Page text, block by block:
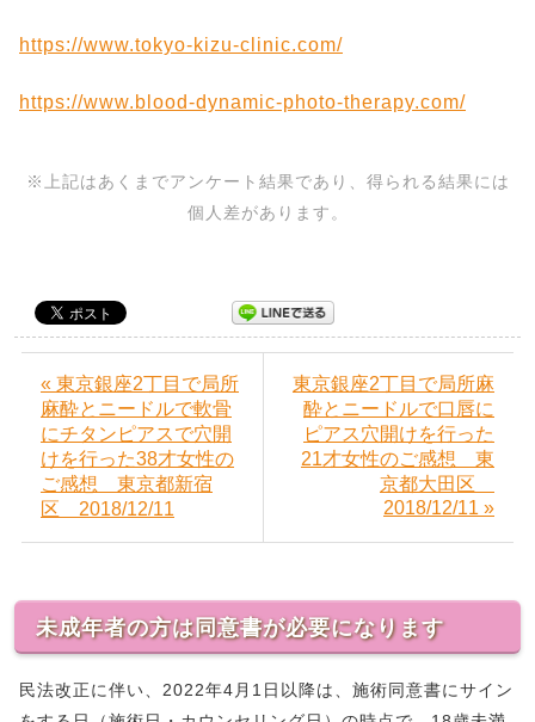
https://www.tokyo-kizu-clinic.com/
https://www.blood-dynamic-photo-therapy.com/
※上記はあくまでアンケート結果であり、得られる結果には
個人差があります。
« 東京銀座2丁目で局所
麻酔とニードルで軟骨
にチタンピアスで穴開
けを行った38才女性の
ご感想 東京都新宿
区 2018/12/11
東京銀座2丁目で局所麻
酔とニードルで口唇に
ピアス穴開けを行った
21才女性のご感想 東
京都大田区
2018/12/11 »
未成年者の方は同意書が必要になります
民法改正に伴い、2022年4月1日以降は、施術同意書にサイン